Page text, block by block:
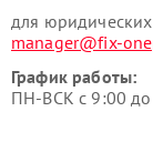
для
manager@fix-
График работы:
ПН-ВСК с 9:00